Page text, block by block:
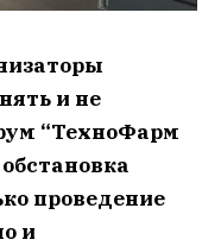
и не
“ТехноФарм
проведение
и